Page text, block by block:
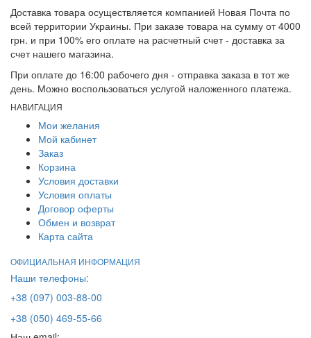
Доставка товара осуществляется компанией Новая Почта по
всей территории Украины. При заказе товара на сумму от 4000
грн. и при 100% его оплате на расчетный счет - доставка за
счет нашего магазина.
При оплате до 16:00 рабочего дня - отправка заказа в тот же
день. Можно воспользоваться услугой наложенного платежа.
НАВИГАЦИЯ
Мои желания
Мой кабинет
Заказ
Корзина
Условия доставки
Условия оплаты
Договор оферты
Обмен и возврат
Карта сайта
ОФИЦИАЛЬНАЯ ИНФОРМАЦИЯ
Наши телефоны:
+38 (097) 003-88-00
+38 (050) 469-55-66